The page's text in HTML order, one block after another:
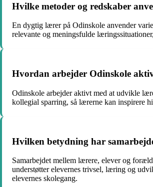
Hvilke metoder og redskaber
En dygtig lærer på Odinskole anvender
relevante og meningsfulde
Hvordan arbejder Odinskole
Odinskole arbejder aktivt med at udvikle
kollegial sparring, så lærerne kan inspirere
Hvilken betydning har
Samarbejdet mellem lærere, elever og
understøtter elevernes trivsel, læring og
elevernes skolegang.